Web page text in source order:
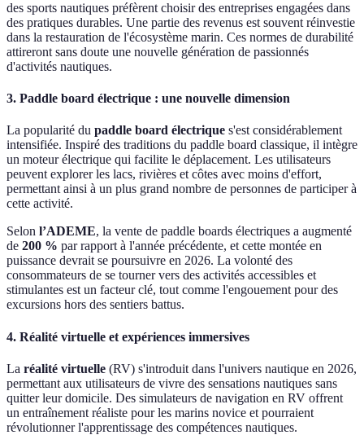
des sports nautiques préfèrent choisir des entreprises engagées dans
des pratiques durables. Une partie des revenus est souvent réinvestie
dans la restauration de l'écosystème marin. Ces normes de durabilité
attireront sans doute une nouvelle génération de passionnés
d'activités nautiques.
3. Paddle board électrique : une nouvelle dimension
La popularité du paddle board électrique s'est considérablement
intensifiée. Inspiré des traditions du paddle board classique, il intègre
un moteur électrique qui facilite le déplacement. Les utilisateurs
peuvent explorer les lacs, rivières et côtes avec moins d'effort,
permettant ainsi à un plus grand nombre de personnes de participer à
cette activité.
Selon l’ADEME, la vente de paddle boards électriques a augmenté
de 200 % par rapport à l'année précédente, et cette montée en
puissance devrait se poursuivre en 2026. La volonté des
consommateurs de se tourner vers des activités accessibles et
stimulantes est un facteur clé, tout comme l'engouement pour des
excursions hors des sentiers battus.
4. Réalité virtuelle et expériences immersives
La réalité virtuelle (RV) s'introduit dans l'univers nautique en 2026,
permettant aux utilisateurs de vivre des sensations nautiques sans
quitter leur domicile. Des simulateurs de navigation en RV offrent
un entraînement réaliste pour les marins novice et pourraient
révolutionner l'apprentissage des compétences nautiques.